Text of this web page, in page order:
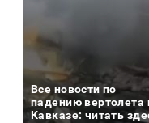
Все новости по
падению вертолета
Кавказе: читать